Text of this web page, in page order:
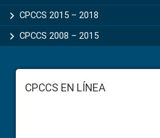
CPCCS 2015 – 2018
CPCCS 2008 – 2015
FooterCPCCS EN LÍNEA